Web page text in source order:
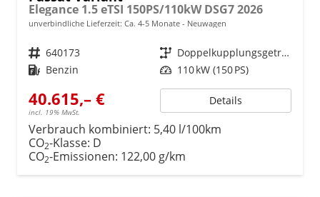
Elegance 1.5 eTSI 150PS/110kW DSG7 2026
unverbindliche Lieferzeit: Ca. 4-5 Monate Neuwagen
Fahrzeugnr. 640173 Getriebe
Doppelkupplungsgetriebe (DSG)
Kraftstoff Benzin Leistung 110 kW (150 PS)
40.615,– €
incl. 19% MwSt.
Details
Verbrauch kombiniert: 5,40 l/100km
CO2-Klasse: D
CO2-Emissionen: 122,00 g/km